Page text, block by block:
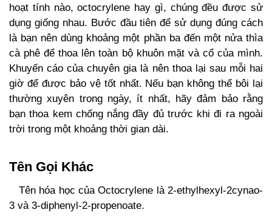
hoạt tính nào, octocrylene hay gì, chúng đều được sử
dụng giống nhau. Bước đầu tiên để sử dụng đúng cách
là bạn nên dùng khoảng một phần ba đến một nửa thìa
cà phê để thoa lên toàn bộ khuôn mặt và cổ của mình.
Khuyến cáo của chuyên gia là nên thoa lại sau mỗi hai
giờ để được bảo vệ tốt nhất. Nếu bạn không thể bôi lại
thường xuyên trong ngày, ít nhất, hãy đảm bảo rằng
bạn thoa kem chống nắng đầy đủ trước khi đi ra ngoài
trời trong một khoảng thời gian dài.
Tên Gọi Khác
Tên hóa học của Octocrylene là 2-ethylhexyl-2cynao-
3 và 3-diphenyl-2-propenoate.